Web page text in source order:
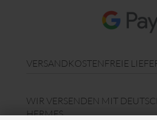
VERSANDKOSTENFREIE
WIR VERSENDEN MIT
HERMES